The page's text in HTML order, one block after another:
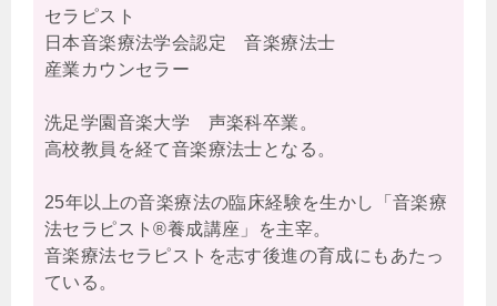
セラピスト
日本音楽療法学会認定 音楽療法士
産業カウンセラー
洗足学園音楽大学 声楽科卒業。
高校教員を経て音楽療法士となる。
25年以上の音楽療法の臨床経験を生かし「音楽療
法セラピスト®養成講座」を主宰。
音楽療法セラピストを志す後進の育成にもあたっ
ている。